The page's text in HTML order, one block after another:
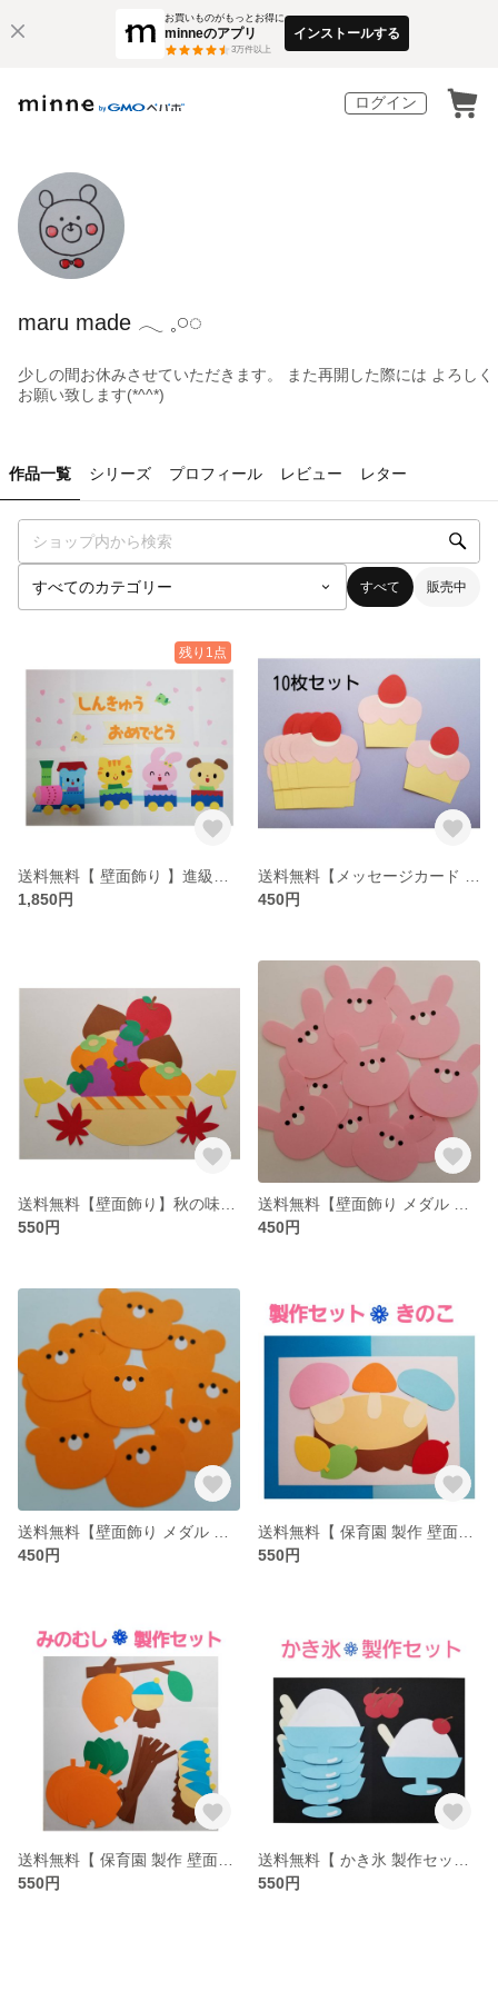
お買いものがもっとお得に
minneのアプリ
3万件以上
インストールする
ログイン
maru made ‪𓂃 𓈒𓏸◌‬
少しの間お休みさせていただきます。 また再開した際には よろしく
お願い致します(*^^*)
作品一覧 シリーズ プロフィール レビュー レター
すべて 販売中
残り1点
1,850円
450円
550円
450円
450円
550円
550円
550円